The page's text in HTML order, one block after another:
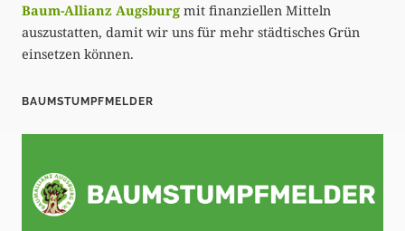
Baum-Allianz Augsburg mit finanziellen Mitteln
auszustatten, damit wir uns für mehr städtisches Grün
einsetzen können.
BAUMSTUMPFMELDER